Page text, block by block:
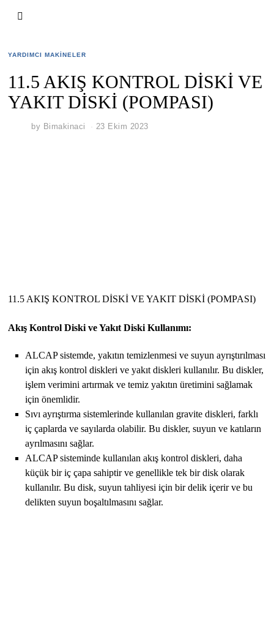
YARDIMCI MAKINELER
11.5 AKIŞ KONTROL DİSKİ VE
YAKIT DİSKİ (POMPASI)
by Bimakinaci 23 Ekim 2023
11.5 AKIŞ KONTROL DİSKİ VE YAKIT DİSKİ (POMPASI)
Akış Kontrol Diski ve Yakıt Diski Kullanımı:
ALCAP sistemde, yakıtın temizlenmesi ve suyun ayrıştırılması
için akış kontrol diskleri ve yakıt diskleri kullanılır. Bu diskler,
işlem verimini artırmak ve temiz yakıtın üretimini sağlamak
için önemlidir.
Sıvı ayrıştırma sistemlerinde kullanılan gravite diskleri, farklı
iç çaplarda ve sayılarda olabilir. Bu diskler, suyun ve katıların
ayrılmasını sağlar.
ALCAP sisteminde kullanılan akış kontrol diskleri, daha
küçük bir iç çapa sahiptir ve genellikle tek bir disk olarak
kullanılır. Bu disk, suyun tahliyesi için bir delik içerir ve bu
delikten suyun boşaltılmasını sağlar.